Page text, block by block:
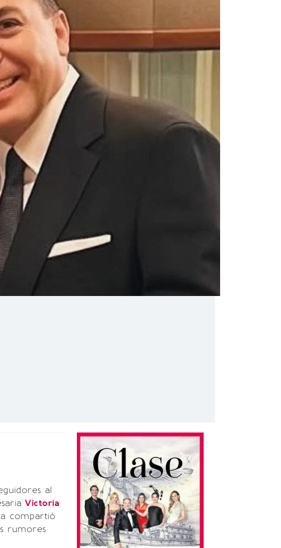
al
Victoria
compartió
rumores